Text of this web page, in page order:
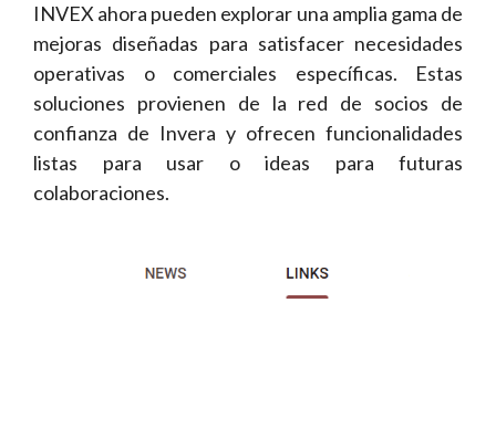
INVEX ahora pueden explorar una amplia gama de
mejoras diseñadas para satisfacer necesidades
operativas o comerciales específicas. Estas
soluciones provienen de la red de socios de
confianza de Invera y ofrecen funcionalidades
listas para usar o ideas para futuras
colaboraciones.